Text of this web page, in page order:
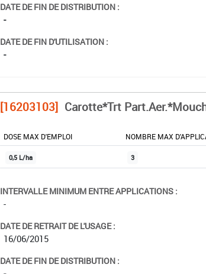
DATE DE FIN DE DISTRIBUTION :
-
DATE DE FIN D'UTILISATION :
-
[16203103] Carotte*Trt
DOSE MAX D'EMPLOI NOMBRE MAX
0,5 L/ha 3
INTERVALLE MINIMUM ENTRE APPLICATIONS :
-
DATE DE RETRAIT DE L'USAGE :
16/06/2015
DATE DE FIN DE DISTRIBUTION :